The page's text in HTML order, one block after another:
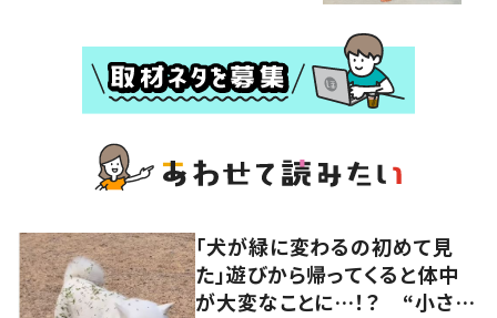
「犬が緑に変わるの初めて見
た」遊びから帰ってくると体中
が大変なことに…！？ “小さい